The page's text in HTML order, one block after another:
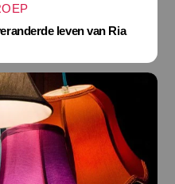
leven van Ria